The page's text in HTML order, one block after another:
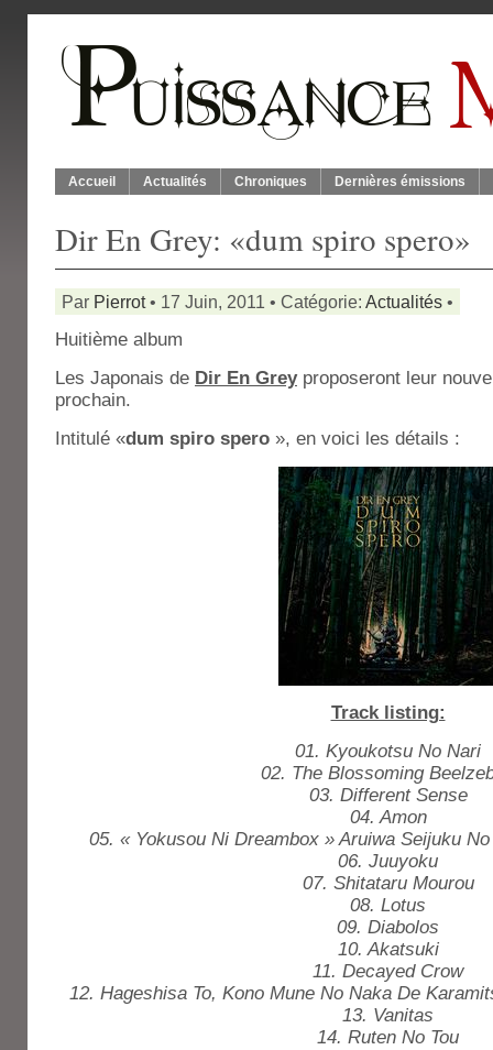
Accueil Actualités Chroniques Dernières émissions
Dir En Grey: «dum spiro spero»
Par Pierrot• 17 Juin, 2011 • Catégorie: Actualités •
Huitième album
Les Japonais de Dir En Greyproposeront leur
prochain.
Intitulé «dum spiro spero », en voici les détails :
Track listing:
01. Kyoukotsu No Nari
02. The Blossoming
03. Different Sense
04. Amon
05. « Yokusou Ni Dreambox » Aruiwa Seijuku
06. Juuyoku
07. Shitataru Mourou
08. Lotus
09. Diabolos
10. Akatsuki
11. Decayed Crow
12. Hageshisa To, Kono Mune No Naka De
13. Vanitas
14. Ruten No Tou